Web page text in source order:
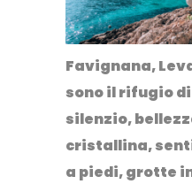
Favignana,
sono il rifugio
silenzio,
cristallina,
a piedi, grotte